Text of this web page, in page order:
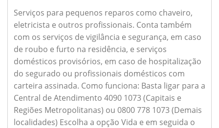
Serviços para pequenos reparos como chaveiro,
eletricista e outros profissionais. Conta também
com os serviços de vigilância e segurança, em caso
de roubo e furto na residência, e serviços
domésticos provisórios, em caso de hospitalização
do segurado ou profissionais domésticos com
carteira assinada. Como funciona: Basta ligar para a
Central de Atendimento 4090 1073 (Capitais e
Regiões Metropolitanas) ou 0800 778 1073 (Demais
localidades) Escolha a opção Vida e em seguida o